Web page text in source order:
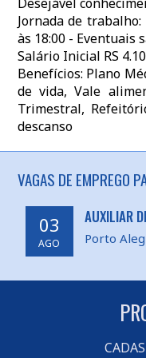
Jornada de
às 18:00 - Eventuais
Salário Inicial RS
Benefícios: Plano
de vida, Vale
Trimestral,
descanso
VAGAS DE EMPREGO
03
AGO
AUXILIAR
Porto